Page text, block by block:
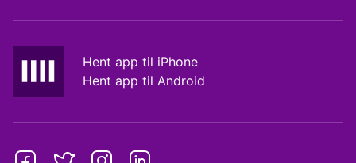
Hent app til iPhone
Hent app til Android